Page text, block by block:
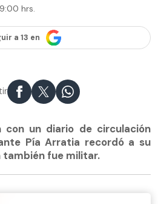
hrs.
a 13 en
con un diario de circulación
Pía Arratia recordó a su
también fue militar.